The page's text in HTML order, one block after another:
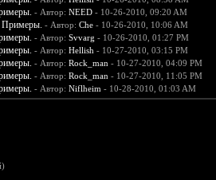
- Автор: NEED- 10-26-2010, 09:20 AM
Примеры. - Автор: Che- 10-26-2010, 10:06 AM
- Автор: Svvarg - 10-26-2010, 01:27 PM
- Автор: Hellish - 10-27-2010, 03:15 PM
- Автор: Rock_man - 10-27-2010, 04:09 PM
- Автор: Rock_man - 10-27-2010, 11:05 PM
- Автор: Niflheim - 10-28-2010, 01:03 AM